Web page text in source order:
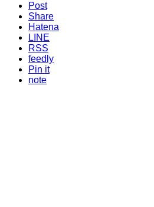
Post
Share
Hatena
LINE
RSS
feedly
Pin it
note